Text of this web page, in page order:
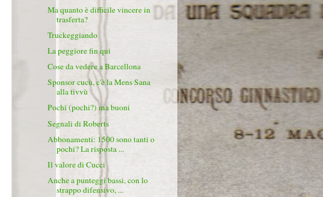
Ma quanto è difficile vincere in
trasferta?
Truckeggiando
La peggiore fin qui
Cose da vedere a Barcellona
Sponsor cucù, c'è la Mens Sana
alla tivvù
Pochi (pochi?) ma buoni
Segnali di Roberts
Abbonamenti: 1500 sono tanti o
pochi? La risposta ...
Il valore di Cucci
Anche a punteggi bassi, con lo
strappo difensivo, ...